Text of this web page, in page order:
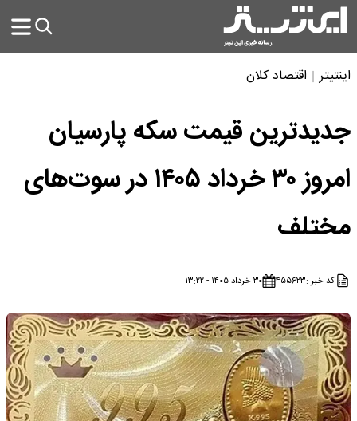
اینتیتر اقتصاد کلان
جدیدترین قیمت سکه پارسیان
امروز ۳۰ خرداد ۱۴۰۵ در سوت‌های
مختلف
کد خبر :۴۵۵۶۲۳ ۳۰ خرداد ۱۴۰۵ - ۱۳:۲۲